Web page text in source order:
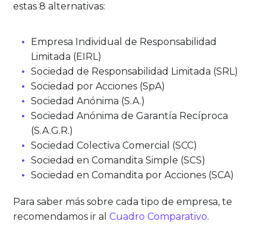
estas 8 alternativas:
Empresa Individual de Responsabilidad
Limitada (EIRL)
Sociedad de Responsabilidad Limitada (SRL)
Sociedad por Acciones (SpA)
Sociedad Anónima (S.A.)
Sociedad Anónima de Garantía Recíproca
(S.A.G.R.)
Sociedad Colectiva Comercial (SCC)
Sociedad en Comandita Simple (SCS)
Sociedad en Comandita por Acciones (SCA)
Para saber más sobre cada tipo de empresa, te
recomendamos ir alCuadro Comparativo.